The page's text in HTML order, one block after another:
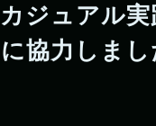
ジュアル実
協力しま